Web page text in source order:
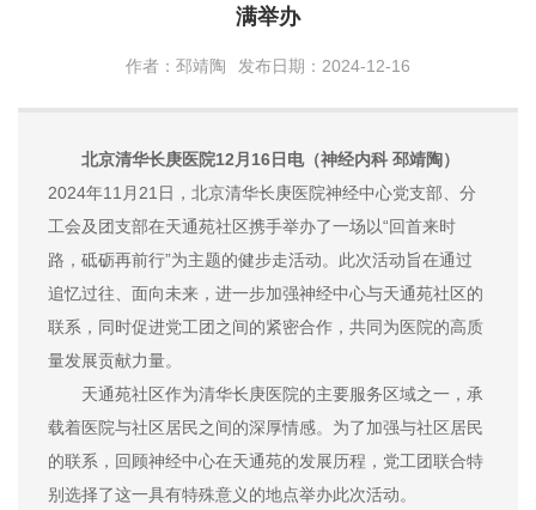
满举办
作者：邳靖陶 发布日期：2024-12-16
北京清华长庚医院12月16日电（神经内科 邳靖陶）
2024年11月21日，北京清华长庚医院神经中心党支部、分
工会及团支部在天通苑社区携手举办了一场以“回首来时
路，砥砺再前行”为主题的健步走活动。此次活动旨在通过
追忆过往、面向未来，进一步加强神经中心与天通苑社区的
联系，同时促进党工团之间的紧密合作，共同为医院的高质
量发展贡献力量。
天通苑社区作为清华长庚医院的主要服务区域之一，承
载着医院与社区居民之间的深厚情感。为了加强与社区居民
的联系，回顾神经中心在天通苑的发展历程，党工团联合特
别选择了这一具有特殊意义的地点举办此次活动。